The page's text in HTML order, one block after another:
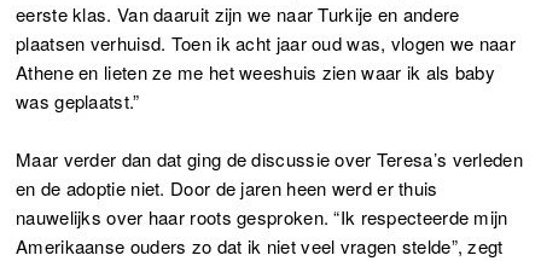
eerste klas. Van daaruit zijn we naar Turkije en andere
plaatsen verhuisd. Toen ik acht jaar oud was, vlogen we naar
Athene en lieten ze me het weeshuis zien waar ik als baby
was geplaatst.”
Maar verder dan dat ging de discussie over Teresa’s verleden
en de adoptie niet. Door de jaren heen werd er thuis
nauwelijks over haar roots gesproken. “Ik respecteerde mijn
Amerikaanse ouders zo dat ik niet veel vragen stelde”, zegt